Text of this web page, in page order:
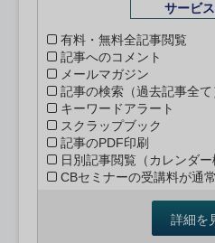
サービ
有料・無料全記事閲覧
記事へのコメント
メールマガジン
記事の検索（過去記事全て
キーワードアラート
スクラップブック
記事のPDF印刷
日別記事閲覧（カレンダー
CBセミナーの受講料が通
詳細を